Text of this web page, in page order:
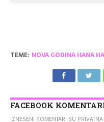
TEME: NOVA GODINA HANA
FACEBOOK
IZNESENI KOMENTARI SU